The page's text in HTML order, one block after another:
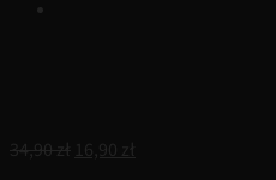
34,90zł Pierwotna
16,90 zł